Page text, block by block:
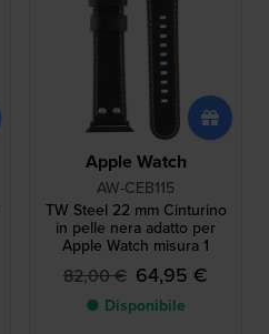
Apple Watch
AW-CEB115
TW Steel 22 mm Cinturino
in pelle nera adatto per
Apple Watch misura 1
82,00 € 64,95 €
● Disponibile